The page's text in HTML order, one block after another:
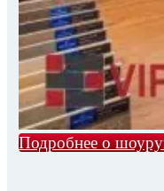
Подробнее о